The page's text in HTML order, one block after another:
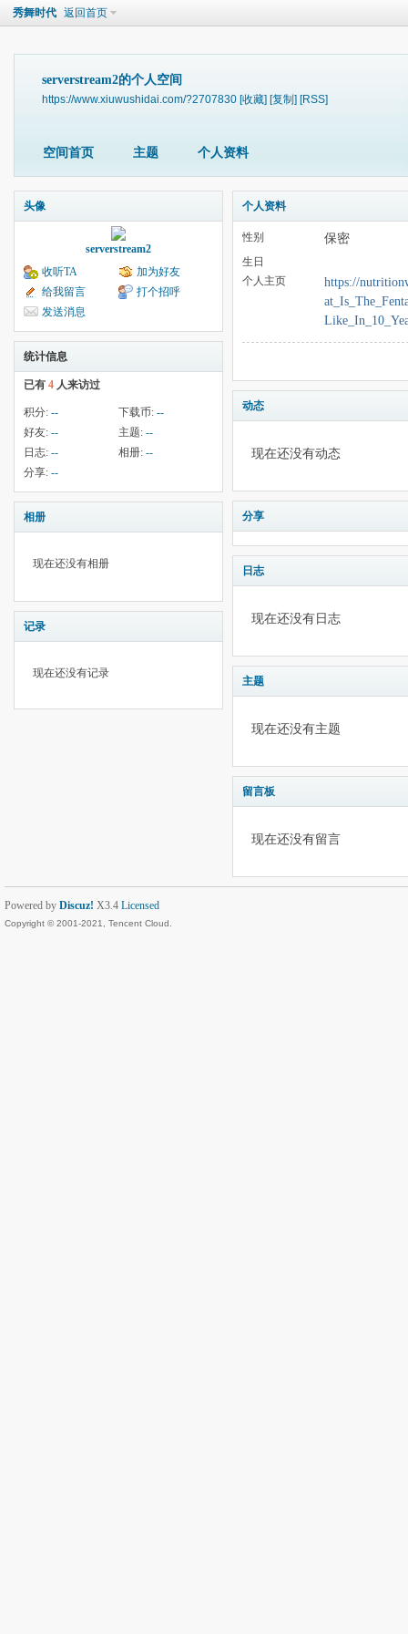
秀舞时代 返回首页
serverstream2的个人空间
https://www.xiuwushidai.com/?2707830 [收藏] [复制] [RSS]
空间首页 主题 个人资料
头像
serverstream2
收听TA
加为好友
给我留言
打个招呼
发送消息
统计信息
已有 4 人来访过
积分: -- 下载币: --
好友: -- 主题: --
日志: -- 相册: --
分享: --
相册
现在还没有相册
记录
现在还没有记录
个人资料
性别 保密
生日
个人主页
https://
动态
现在还没有动态
分享
日志
现在还没有日志
主题
现在还没有主题
留言板
现在还没有留言
Powered by Discuz! X3.4 Licensed
Copyright © 2001-2021, Tencent Cloud.